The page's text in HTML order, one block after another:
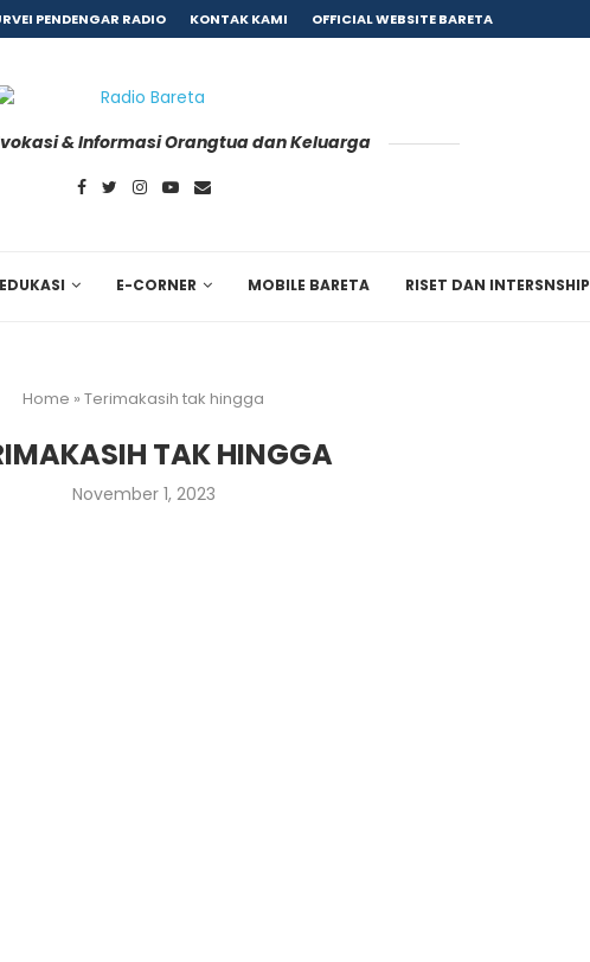
REHABILITASI, BARETA GANDENG...
PENDENGAR RADIO KONTAK KAMI OFFICIAL WEBSITE BARETA
& Informasi Orangtua dan Keluarga
E-CORNER MOBILE BARETA RISET DAN INTERSNSHIP
Home » Terimakasih tak hingga
TAK HINGGA
November 1, 2023